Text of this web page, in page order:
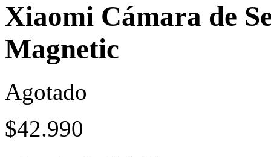
Xiaomi Cámara de
Magnetic
Agotado
$42.990